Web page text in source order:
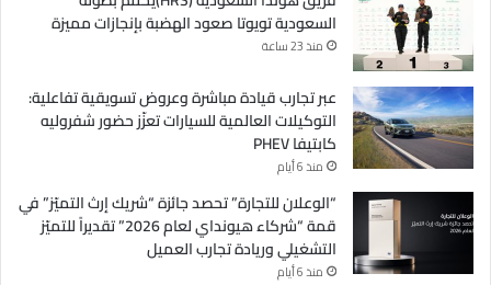
السعودية تويوتا صعود الهضبة بإنجازات مميزة
منذ 23 ساعة
عبر تجارب قيادة مباشرة وعروض تسويقية تفاعلية:
التوكيلات العالمية للسيارات تعزّز حضور شفروليه
كابتيفا PHEV
منذ 6 أيام
“الوعلان للتجارة” تحصد جائزة “شريك إرث التميّز” في
قمة “شركاء هيونداي لعام 2026” تقديراً للتميّز
التشغيلي وريادة تجارب العميل
منذ 6 أيام